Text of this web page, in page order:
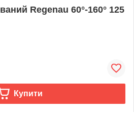
Regenau 60°-160° 125
Купити